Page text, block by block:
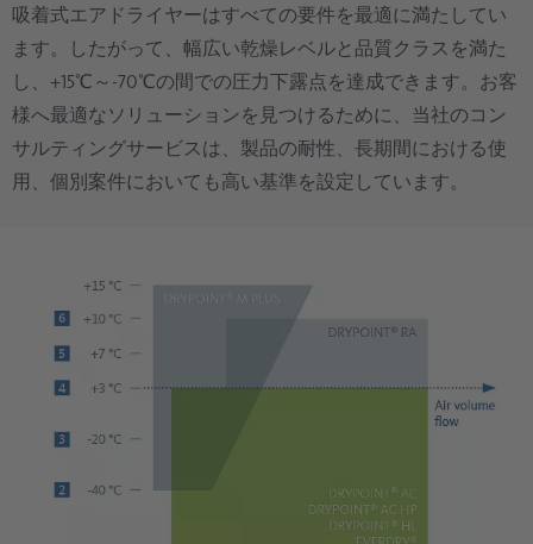
吸着式エアドライヤーはすべての要件を最適に満たしてい
ます。したがって、幅広い乾燥レベルと品質クラスを満た
し、+15℃～-70℃の間での圧力下露点を達成できます。お客
様へ最適なソリューションを見つけるために、当社のコン
サルティングサービスは、製品の耐性、長期間における使
用、個別案件においても高い基準を設定しています。